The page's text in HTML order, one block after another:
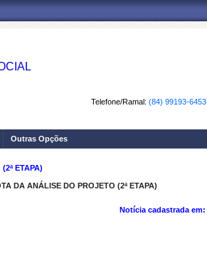
Telefone/Ramal: (84) 99193-6453
Outras Opções
ETAPA)
DA ANÁLISE DO PROJETO (2ª ETAPA)
Notícia cadastrada em: